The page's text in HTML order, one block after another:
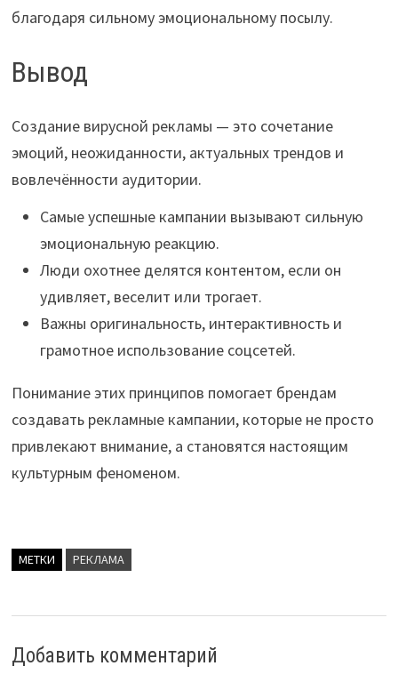
благодаря сильному эмоциональному посылу.
Вывод
Создание вирусной рекламы — это сочетание
эмоций, неожиданности, актуальных трендов и
вовлечённости аудитории.
Самые успешные кампании вызывают сильную
эмоциональную реакцию.
Люди охотнее делятся контентом, если он
удивляет, веселит или трогает.
Важны оригинальность, интерактивность и
грамотное использование соцсетей.
Понимание этих принципов помогает брендам
создавать рекламные кампании, которые не просто
привлекают внимание, а становятся настоящим
культурным феноменом.
МЕТКИ РЕКЛАМА
Добавить комментарий